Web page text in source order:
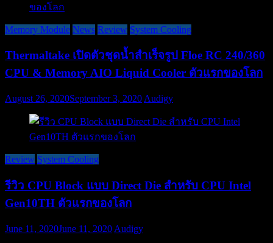
Memory Module News Review System Cooling
Thermaltake เปิดตัวชุดน้ำสำเร็จรูป Floe RC 240/360
CPU & Memory AIO Liquid Cooler ตัวแรกของโลก
August 26, 2020September 3, 2020 Audigy
Review System Cooling
รีวิว CPU Block แบบ Direct Die สำหรับ CPU Intel
Gen10TH ตัวแรกของโลก
June 11, 2020June 11, 2020 Audigy